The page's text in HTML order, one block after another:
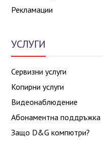
Рекламации
УСЛУГИ
Сервизни услуги
Копирни услуги
Видеонаблюдение
Абонаментна поддръжка
Защо D&G компютри?